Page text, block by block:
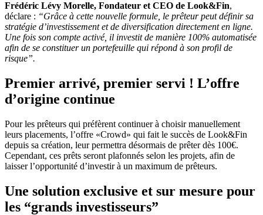
Frédéric Lévy Morelle, Fondateur et CEO de Look&Fin,
déclare : “Grâce à cette nouvelle formule, le prêteur peut définir sa
stratégie d’investissement et de diversification directement en ligne.
Une fois son compte activé, il investit de manière 100% automatisée
afin de se constituer un portefeuille qui répond à son profil de
risque”.
Premier arrivé, premier servi ! L’offre
d’origine continue
Pour les prêteurs qui préfèrent continuer à choisir manuellement
leurs placements, l’offre «Crowd» qui fait le succès de Look&Fin
depuis sa création, leur permettra désormais de prêter dès 100€.
Cependant, ces prêts seront plafonnés selon les projets, afin de
laisser l’opportunité d’investir à un maximum de prêteurs.
Une solution exclusive et sur mesure pour
les “grands investisseurs”